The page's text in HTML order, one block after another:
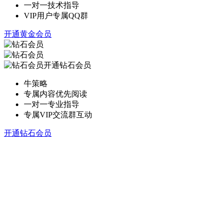
一对一技术指导
VIP用户专属QQ群
开通黄金会员
开通钻石会员
牛策略
专属内容优先阅读
一对一专业指导
专属VIP交流群互动
开通钻石会员